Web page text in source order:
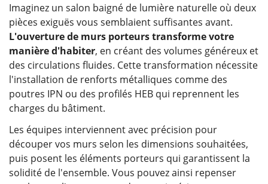
Imaginez un salon baigné de lumière naturelle où deux
pièces exiguës vous semblaient suffisantes avant.
L'ouverture de murs porteurs transforme votre
manière d'habiter, en créant des volumes généreux et
des circulations fluides. Cette transformation nécessite
l'installation de renforts métalliques comme des
poutres IPN ou des profilés HEB qui reprennent les
charges du bâtiment.
Les équipes interviennent avec précision pour
découper vos murs selon les dimensions souhaitées,
puis posent les éléments porteurs qui garantissent la
solidité de l'ensemble. Vous pouvez ainsi repenser